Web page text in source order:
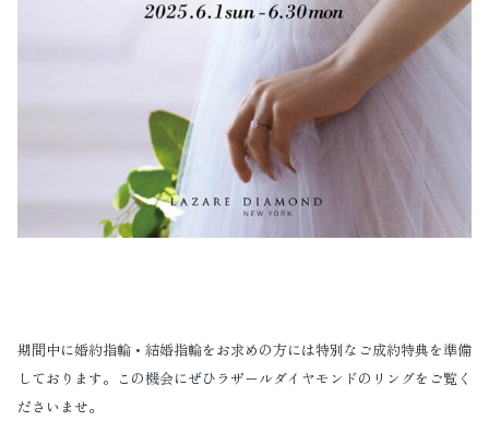
期間中に婚約指輪・結婚指輪をお求めの方には特別なご成約特典を準備
しております。この機会にぜひラザールダイヤモンドのリングをご覧く
ださいませ。